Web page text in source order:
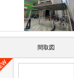
間取図